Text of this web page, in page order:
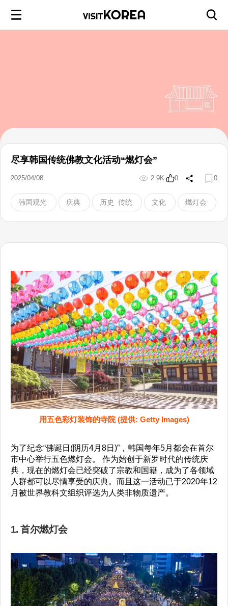
尽享韩国传统佛教文化活动“燃灯会”
2025/04/08 2.9K 0 0
韩国观光 庆典 历史_传统 文化 燃灯会
用五色彩灯装饰的寺院 (提供: Getty Images)
为了纪念“佛诞日(阴历4月8日)”，韩国每年5月都会在首尔
市中心举行五色燃灯会。 作为始创于新罗时代的传统庆
典，现在的燃灯会已经突破了宗教和国籍，成为了各领域
人群都可以尽情享受的庆典。而且这一活动已于2020年12
月被世界教科文组织评选为人类非物质遗产。
1. 首尔燃灯会